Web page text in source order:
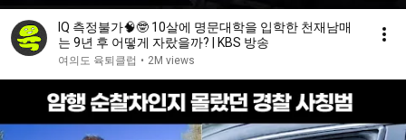
IQ 측정불가🧠🤓 10살에 명문대학을 입학한 천재남매
는 9년 후 어떻게 자랐을까? | KBS 방송
여의도 육퇴클럽 • 2M views